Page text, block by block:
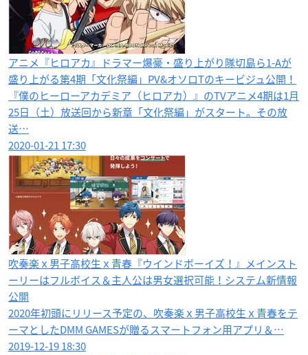
アニメ『ヒロアカ』ドラマー爆豪・盛り上がり隊切島ら1-Aが
盛り上がる第4期「文化祭編」PV&オソロTのキービジュ公開！
『僕のヒーローアカデミア（ヒロアカ）』のTVアニメ4期は1月
25日（土）放送回から新章「文化祭編」がスタート。その放
送…
2020-01-21 17:30
吹奏楽ｘ男子高校生ｘ青春『ウインドボーイズ！』メインスト
ーリーはフルボイス＆主人公は男女選択可能！システム新情報
公開
2020年初頭にリリース予定の、吹奏楽ｘ男子高校生ｘ青春をテ
ーマとしたDMM GAMESが贈るスマートフォン用アプリ＆…
2019-12-19 18:30